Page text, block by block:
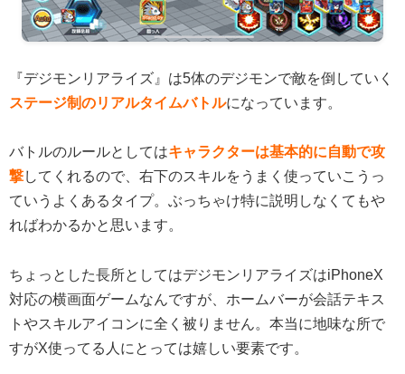
『デジモンリアライズ』は5体のデジモンで敵を倒していく
ステージ制のリアルタイムバトルになっています。
バトルのルールとしてはキャラクターは基本的に自動で攻
撃してくれるので、右下のスキルをうまく使っていこうっ
ていうよくあるタイプ。ぶっちゃけ特に説明しなくてもや
ればわかるかと思います。
ちょっとした長所としてはデジモンリアライズはiPhoneX
対応の横画面ゲームなんですが、ホームバーが会話テキス
トやスキルアイコンに全く被りません。本当に地味な所で
すがX使ってる人にとっては嬉しい要素です。